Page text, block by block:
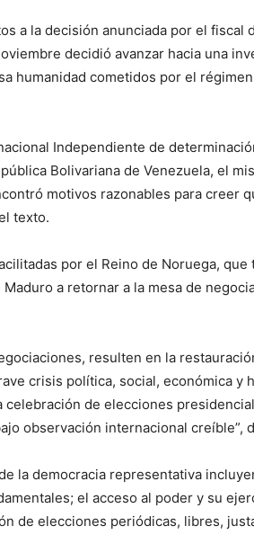
a la decisión anunciada por el fiscal
decidió avanzar hacia una
humanidad cometidos por el
Independiente de
Bolivariana de Venezuela, el
motivos razonables para creer
texto.
por el Reino de Noruega, que
a retornar a la mesa de
resulten en la
crisis política, social, económica y
celebración de elecciones
observación internacional creíble”,
la democracia representativa
el acceso al poder y su
de elecciones periódicas, libres,